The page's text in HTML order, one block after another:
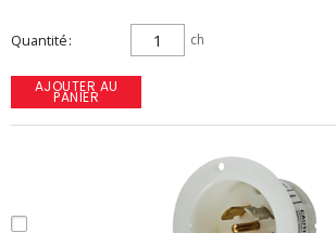
Quantité ch
AJOUTER AU
PANIER